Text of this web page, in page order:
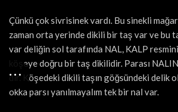
Çünkü çok sivrisinek vardı. Bu sinekli
zaman orta yerinde dikili bir taş var ve bu
var deliğin sol tarafında NAL, KALP
köşeye doğru bir taş dikilidir. Parası
dır. Köşedeki dikili taşın göğsündeki delik
okka parsı yanılmayalım tek bir nal var.